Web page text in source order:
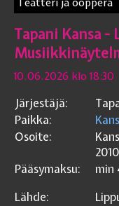
Teatteri ja ooppera
Tapani Kansa -
10.06.2026 klo 18:30
Järjestäjä:
Paikka:
Osoite:
Pääsymaksu:
min
Lähde: